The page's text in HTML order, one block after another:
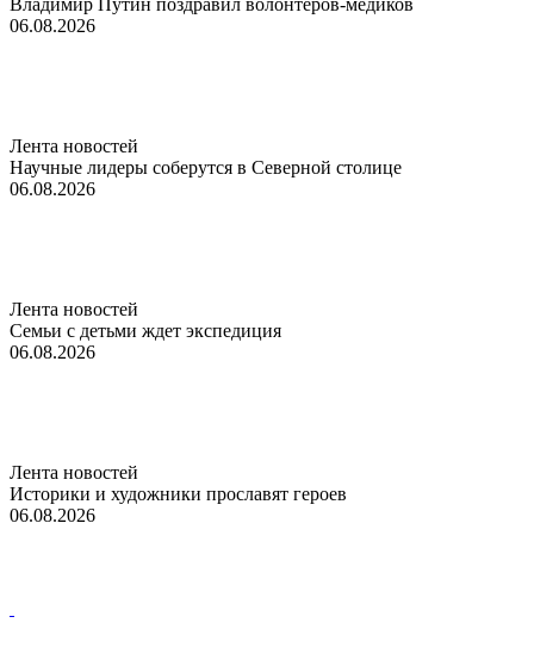
06.08.2026
Лента новостей
Научные лидеры соберутся в Северной столице
06.08.2026
Лента новостей
Семьи с детьми ждет экспедиция
06.08.2026
Лента новостей
Историки и художники прославят героев
06.08.2026